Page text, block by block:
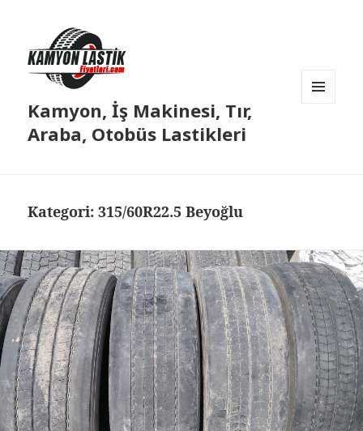
Kamyon, İş Makinesi, Tır,
Araba, Otobüs Lastikleri
Kategori:315/60R22.5 Beyoğlu